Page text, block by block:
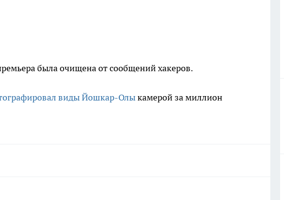
была очищена от сообщений хакеров.
виды Йошкар-Олыкамерой за миллион